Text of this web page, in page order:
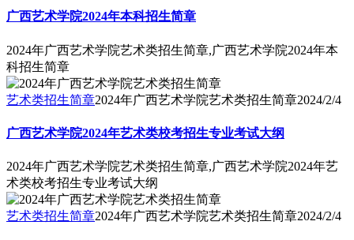
广西艺术学院2024年本科招生简章
2024年广西艺术学院艺术类招生简章,广西艺术学院2024年本
科招生简章
艺术类招生简章2024年广西艺术学院艺术类招生简章2024/2/4
广西艺术学院2024年艺术类校考招生专业考试大纲
2024年广西艺术学院艺术类招生简章,广西艺术学院2024年艺
术类校考招生专业考试大纲
艺术类招生简章2024年广西艺术学院艺术类招生简章2024/2/4